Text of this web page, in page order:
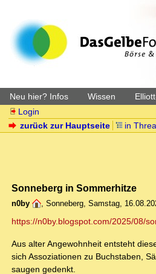
Neu hier? Infos Wissen
Login
zurück zur Hauptseite
in
Sonneberg in Sommerhitze
n0by , Sonneberg, Samstag,
https://n0by.blogspot.com/2025/08/
Aus alter Angewohnheit entsteht
sich Assoziationen zu Buchstaben,
saugen gedenkt.